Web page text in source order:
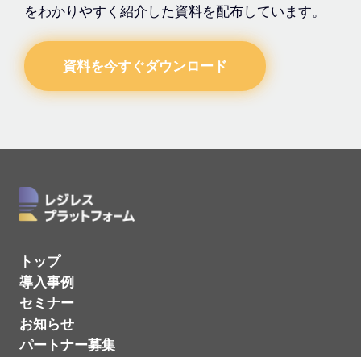
をわかりやすく紹介した資料を配布しています。
資料を今すぐダウンロード
トップ
導入事例
セミナー
お知らせ
パートナー募集